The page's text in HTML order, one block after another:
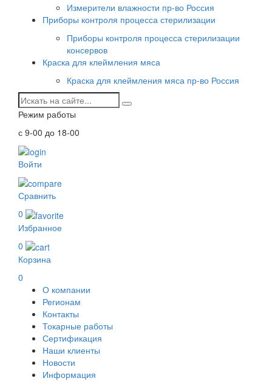
Измерители влажности пр-во Россия
Приборы контроля процесса стерилизации
Приборы контроля процесса стерилизации
консервов
Краска для клеймления мяса
Краска для клеймления мяса пр-во Россия
Режим работы
с 9-00 до 18-00
Войти
Сравнить
0
Избранное
0
Корзина
0
О компании
Регионам
Контакты
Токарные работы
Сертификация
Наши клиенты
Новости
Информация